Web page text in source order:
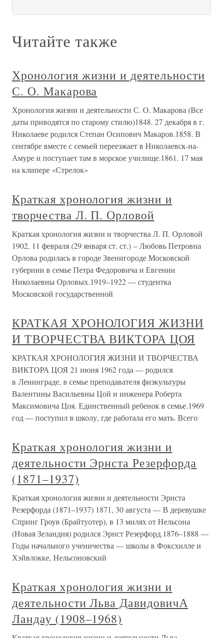
Читайте также
Хронология жизни и деятельности
С. О. Макарова
Хронология жизни и деятельности С. О. Макарова (Все
даты приводятся по старому стилю)1848. 27 декабря в г.
Николаеве родился Степан Осипович Макаров.1858. В
сентябре вместе с семьей переезжает в Николаевск-на-
Амуре и поступает там в морское училище.1861. 17 мая
на клипере «Стрелок»
Краткая хронология жизни и
творчества Л. П. Орловой
Краткая хронология жизни и творчества Л. П. Орловой
1902, 11 февраля (29 января ст. ст.) – Любовь Петровна
Орлова родилась в городе Звенигороде Московской
губернии в семье Петра Федоровича и Евгении
Николаевны Орловых.1919–1922 — студентка
Московской государственной
КРАТКАЯ ХРОНОЛОГИЯ ЖИЗНИ
И ТВОРЧЕСТВА ВИКТОРА ЦОЯ
КРАТКАЯ ХРОНОЛОГИЯ ЖИЗНИ И ТВОРЧЕСТВА
ВИКТОРА ЦОЯ 21 июня 1962 года — родился
в Ленинграде, в семье преподавателя физкультуры
Валентины Васильевны Цой и инженера Роберта
Максимовича Цоя. Единственный ребенок в семье.1969
год — поступил в школу, где работала его мать. Всего
Краткая хронология жизни и
деятельности Эрнста Резерфорда
(1871–1937)
Краткая хронология жизни и деятельности Эрнста
Резерфорда (1871–1937) 1871, 30 августа — В деревушке
Спринг Гроув (Брайтуотер), в 13 милях от Нельсона
(Новая Зеландия) родился Эрнст Резерфорд.1876–1888 —
Годы начального ученичества — школы в Фоксхилле и
Хэйвлокке, Нельсоновский
Краткая хронология жизни и
деятельности Льва ДавидовичА
Ландау (1908–1968)